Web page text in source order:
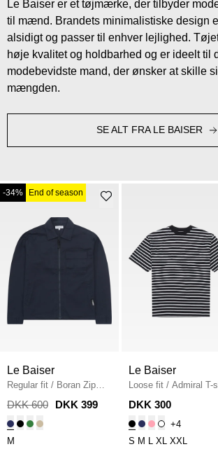
Le Baiser er et tøjmærke, der tilbyder
til mænd. Brandets minimalistiske design
alsidigt og passer til enhver lejlighed.
høje kvalitet og holdbarhed og er ideelt til
modebevidste mand, der ønsker at skille
mængden.
SE ALT FRA LE BAISER
-34% End of season
Le Baiser
Regular fit / Boran Zip
Shirt
NAVY
DKK 600 DKK 399
M
Le Baiser
Loose fit / Admiral T-
/ BLACK/WHITE.MEL
DKK 300
+4
S M XL XXL